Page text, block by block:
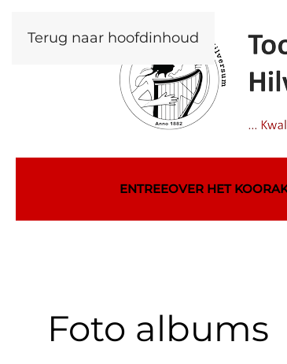
Terug naar hoofdinhoud
ENTREEOVER HET KOOR
Foto albums